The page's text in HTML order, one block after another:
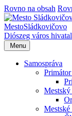
Rovno na obsah
MestoSládkovičovo
Diószeg város
Menu
Samospráva
Primátor
Mestský